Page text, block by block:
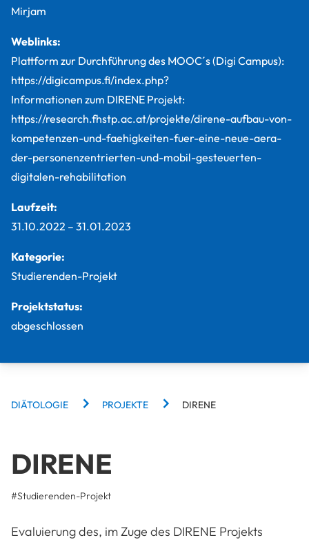
Mirjam
Weblinks:
Plattform zur Durchführung des MOOC´s (Digi Campus):
https://digicampus.fi/index.php?
Informationen zum DIRENE Projekt:
https://research.fhstp.ac.at/projekte/direne-aufbau-von-
kompetenzen-und-faehigkeiten-fuer-eine-neue-aera-
der-personenzentrierten-und-mobil-gesteuerten-
digitalen-rehabilitation
Laufzeit:
31.10.2022 – 31.01.2023
Kategorie:
Studierenden-Projekt
Projektstatus:
abgeschlossen
BREADCRUMBS
DIÄTOLOGIE PROJEKTE DIRENE
DIRENE
#Studierenden-Projekt
Evaluierung des, im Zuge des DIRENE Projekts